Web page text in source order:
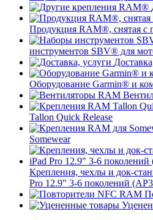
Продукция RAM®, снятая с
инструментов SBV® для
Оборудование Garmin® и
Tallon Quick Release
Somewear
Крепления, чехлы и док-
Pro 12.9" 3-6 поколений